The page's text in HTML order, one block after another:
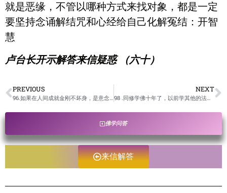
就是恶缘，不管以哪种方式来找对象，都是一定
要坚持念诵解结咒和心经给自己化解冤结：开智
慧
卢台长开示解答来信疑惑 （六十）
PREVIOUS
96.如果在人间成就金刚不坏身，是意念动了才刀枪不入，还是一直都会刀枪不入？/ 卢台长开示解答来信疑惑
NEXT
98 .同修学佛十年了，以前学其他的法门，打坐三天就看见黄蓝色右旋光环，后来通过道教的一些方法（类似刮痧之类的）帮人免费治病，这么多年也没有身体不好。自从接触了心灵法门，觉得这样做是不是会动因果？/ 卢台长开示解答来信疑惑
佛学问答
来信解答